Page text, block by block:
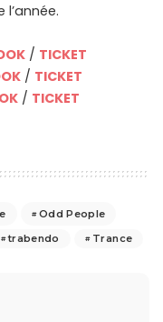
/ TICKET
/ TICKET
/ TICKET
Odd People
trabendo Trance